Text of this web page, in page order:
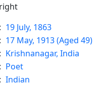
: 19 July, 1863
: 17 May, 1913 (Aged 49)
: Krishnanagar, India
: Poet
: Indian